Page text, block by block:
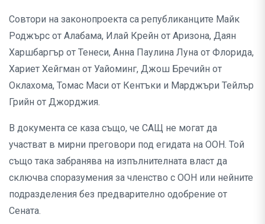
Совтори на законопроекта са републиканците Майк
Роджърс от Алабама, Илай Крейн от Аризона, Даян
Харшбаргър от Тенеси, Анна Паулина Луна от Флорида,
Хариет Хейгман от Уайоминг, Джош Бречийн от
Оклахома, Томас Маси от Кентъки и Марджъри Тейлър
Грийн от Джорджия.
В документа се каза също, че САЩ не могат да
участват в мирни преговори под егидата на ООН. Той
също така забранява на изпълнителната власт да
сключва споразумения за членство с ООН или нейните
подразделения без предварително одобрение от
Сената.